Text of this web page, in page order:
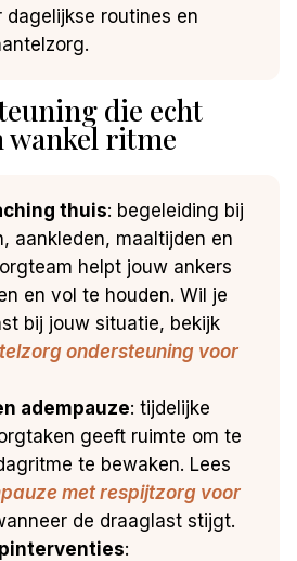
routines en
die echt
wankel ritme
thuis: begeleiding bij
aankleden, maaltijden en
helpt jouw ankers
en vol te houden. Wil je
bij jouw situatie, bekijk
ondersteuning voor
adempauze: tijdelijke
geeft ruimte om te
te bewaken. Lees
met respijtzorg voor
de draaglast stijgt.
: